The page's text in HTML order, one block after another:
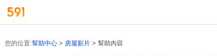
您的位置:幫助中心 > 房屋影片 > 幫助內容